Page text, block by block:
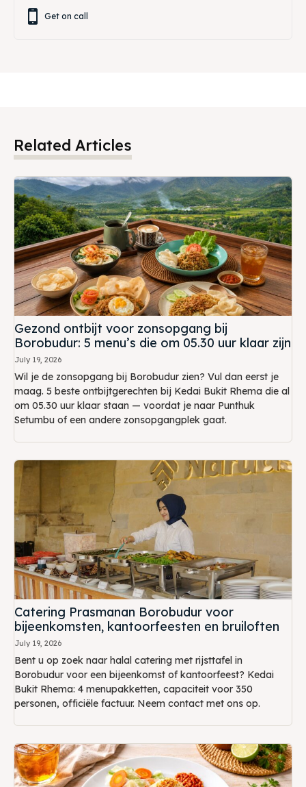
Get on call
Related Articles
Gezond ontbijt voor zonsopgang bij
Borobudur: 5 menu’s die om 05.30 uur klaar zijn
July 19, 2026
Wil je de zonsopgang bij Borobudur zien? Vul dan eerst je
maag. 5 beste ontbijtgerechten bij Kedai Bukit Rhema die al
om 05.30 uur klaar staan — voordat je naar Punthuk
Setumbu of een andere zonsopgangplek gaat.
Catering Prasmanan Borobudur voor
bijeenkomsten, kantoorfeesten en bruiloften
July 19, 2026
Bent u op zoek naar halal catering met rijsttafel in
Borobudur voor een bijeenkomst of kantoorfeest? Kedai
Bukit Rhema: 4 menupakketten, capaciteit voor 350
personen, officiële factuur. Neem contact met ons op.